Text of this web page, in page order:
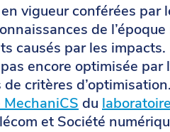
vigueur conférées par
de
causés par les
encore optimisée
critères
du
et Société